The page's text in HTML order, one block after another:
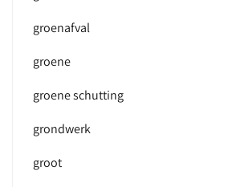
groenafval
groene
groene schutting
grondwerk
groot